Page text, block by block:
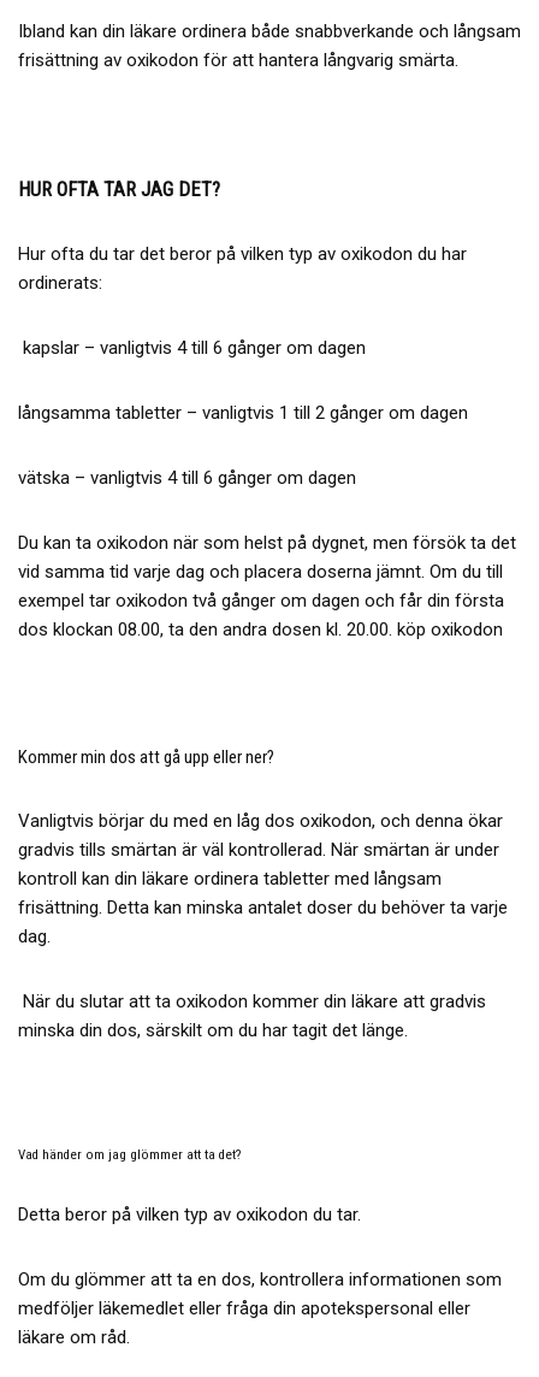
Ibland kan din läkare ordinera både snabbverkande och långsam
frisättning av oxikodon för att hantera långvarig smärta.
HUR OFTA TAR JAG DET?
Hur ofta du tar det beror på vilken typ av oxikodon du har
ordinerats:
kapslar – vanligtvis 4 till 6 gånger om dagen
långsamma tabletter – vanligtvis 1 till 2 gånger om dagen
vätska – vanligtvis 4 till 6 gånger om dagen
Du kan ta oxikodon när som helst på dygnet, men försök ta det
vid samma tid varje dag och placera doserna jämnt. Om du till
exempel tar oxikodon två gånger om dagen och får din första
dos klockan 08.00, ta den andra dosen kl. 20.00. köp oxikodon
Kommer min dos att gå upp eller ner?
Vanligtvis börjar du med en låg dos oxikodon, och denna ökar
gradvis tills smärtan är väl kontrollerad. När smärtan är under
kontroll kan din läkare ordinera tabletter med långsam
frisättning. Detta kan minska antalet doser du behöver ta varje
dag.
När du slutar att ta oxikodon kommer din läkare att gradvis
minska din dos, särskilt om du har tagit det länge.
Vad händer om jag glömmer att ta det?
Detta beror på vilken typ av oxikodon du tar.
Om du glömmer att ta en dos, kontrollera informationen som
medföljer läkemedlet eller fråga din apotekspersonal eller
läkare om råd.